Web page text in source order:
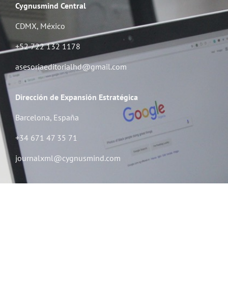
Cygnusmind Central​
CDMX, México
+52 722 132 1178
asesoriaeditorialhd@gmail.com
Dirección de Expansión Estratégica​
Barcelona, España
+34 671 47 35 71
journalxml@cygnusmind.com